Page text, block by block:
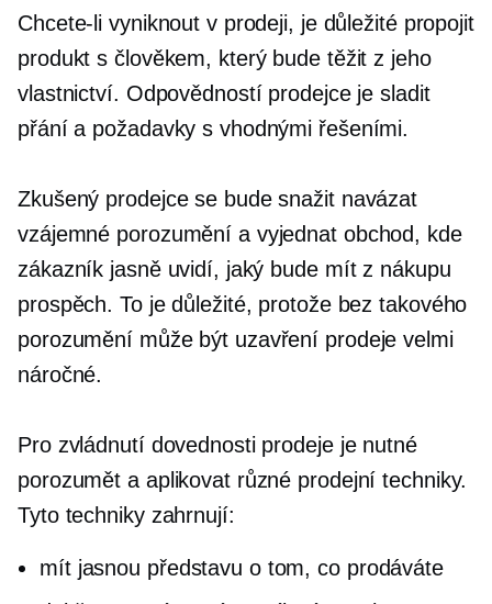
Chcete-li vyniknout v prodeji, je důležité propojit
produkt s člověkem, který bude těžit z jeho
vlastnictví. Odpovědností prodejce je sladit
přání a požadavky s vhodnými řešeními.
Zkušený prodejce se bude snažit navázat
vzájemné porozumění a vyjednat obchod, kde
zákazník jasně uvidí, jaký bude mít z nákupu
prospěch. To je důležité, protože bez takového
porozumění může být uzavření prodeje velmi
náročné.
Pro zvládnutí dovednosti prodeje je nutné
porozumět a aplikovat různé prodejní techniky.
Tyto techniky zahrnují:
mít jasnou představu o tom, co prodáváte